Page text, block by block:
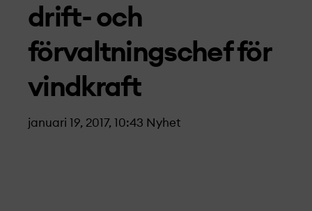
drift- och
förvaltningschef för
vindkraft
januari 19, 2017, 10:43 Nyhet